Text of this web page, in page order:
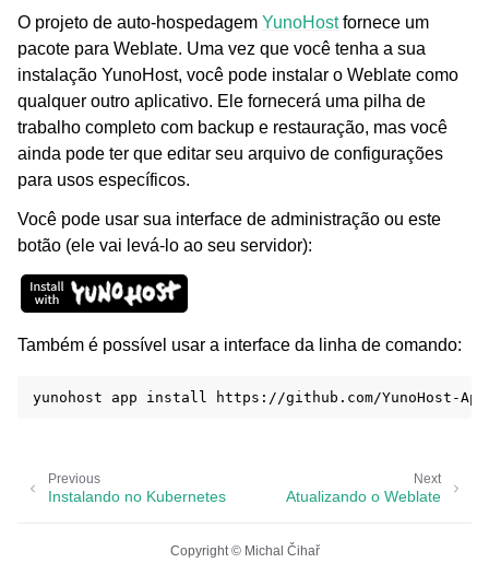
navigation of Instruções de configuração
O projeto de auto-hospedagem YunoHostfornece um
pacote para Weblate. Uma vez que você tenha a sua
instalação YunoHost, você pode instalar o Weblate como
qualquer outro aplicativo. Ele fornecerá uma pilha de
trabalho completo com backup e restauração, mas você
ainda pode ter que editar seu arquivo de configurações
para usos específicos.
Você pode usar sua interface de administração ou este
botão (ele vai levá-lo ao seu servidor):
Também é possível usar a interface da linha de comando:
yunohost app install
Next
Atualizando o Weblate
Previous
Instalando no Kubernetes
Copyright © Michal Čihař